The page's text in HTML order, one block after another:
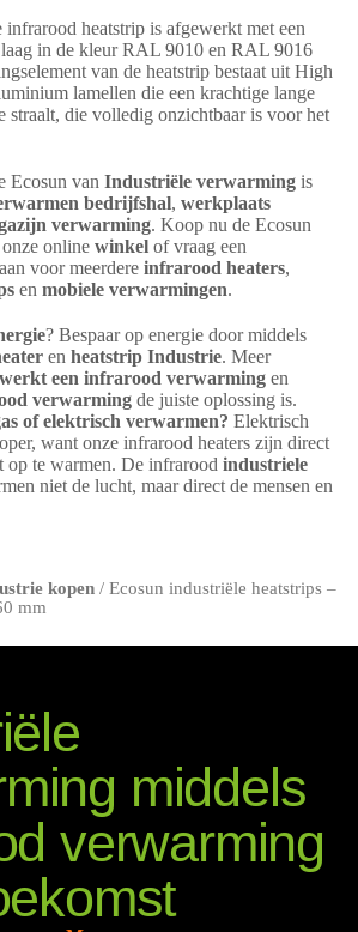
heatstrip is afgewerkt met een
in de kleur RAL 9010 en RAL 9016
van de heatstrip bestaat uit High
lamellen die een krachtige lange
straalt, die volledig onzichtbaar is voor het
Ecosun van Industriële verwarming is
bedrijfshal, werkplaats
verwarming. Koop nu de Ecosun
online winkel of vraag een
voor meerdere infrarood heaters,
en mobiele verwarmingen.
? Bespaar op energie door middels
en heatstrip Industrie. Meer
een infrarood verwarming en
verwarming de juiste oplossing is.
of elektrisch verwarmen? Elektrisch
want onze infrarood heaters zijn direct
op te warmen. De infrarood industriele
niet de lucht, maar direct de mensen en
kopen / Ecosun industriële heatstrips –
mm
middels
verwarming